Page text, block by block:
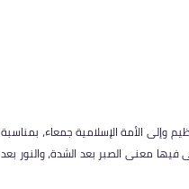
وإلى الأمة الإسلامية جمعاء، بمناسبة
فيها معنى الصبر بعد الشدة، والنور بعد